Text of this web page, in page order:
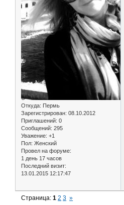
Откуда: Пермь
Зарегистрирован: 08.10.2012
Приглашений: 0
Сообщений: 295
Уважение: +1
Пол: Женский
Провел на форуме:
1 день 17 часов
Последний визит:
13.01.2015 12:17:47
Страница:1 2 3 »